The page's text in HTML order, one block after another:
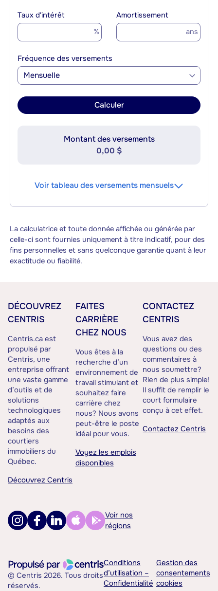
Taux d'intérêt
%
Amortissement
ans
Fréquence des versements
Mensuelle
Calculer
Montant des versements
0,00 $
Voir tableau des versements mensuels
La calculatrice et toute donnée affichée ou générée par
celle-ci sont fournies uniquement à titre indicatif, pour des
fins personnelles et sans quelconque garantie quant à leur
exactitude ou fiabilité.
DÉCOUVREZ
CENTRIS
Centris.ca est
propulsé par
Centris, une
entreprise offrant
une vaste gamme
d’outils et de
solutions
technologiques
adaptés aux
besoins des
courtiers
immobiliers du
Québec.
Découvrez Centris
FAITES
CARRIÈRE
CHEZ NOUS
Vous êtes à la
recherche d’un
environnement de
travail stimulant et
souhaitez faire
carrière chez
nous? Nous avons
peut-être le poste
idéal pour vous.
Voyez les emplois
disponibles
CONTACTEZ
CENTRIS
Vous avez des
questions ou des
commentaires à
nous soumettre?
Rien de plus simple!
Il suffit de remplir le
court formulaire
conçu à cet effet.
Contactez Centris
Voir nos
régions
© Centris 2026. Tous droits
réservés.
Conditions
d’utilisation –
Confidentialité
Gestion des
consentements
cookies